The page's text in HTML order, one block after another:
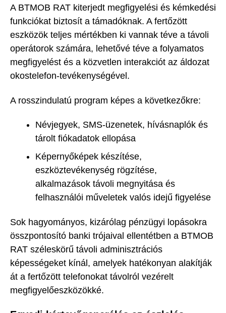
A BTMOB RAT kiterjedt megfigyelési és kémkedési
funkciókat biztosít a támadóknak. A fertőzött
eszközök teljes mértékben ki vannak téve a távoli
operátorok számára, lehetővé téve a folyamatos
megfigyelést és a közvetlen interakciót az áldozat
okostelefon-tevékenységével.
A rosszindulatú program képes a következőkre:
Névjegyek, SMS-üzenetek, hívásnaplók és
tárolt fiókadatok ellopása
Képernyőképek készítése,
eszköztevékenység rögzítése,
alkalmazások távoli megnyitása és
felhasználói műveletek valós idejű figyelése
Sok hagyományos, kizárólag pénzügyi lopásokra
összpontosító banki trójaival ellentétben a BTMOB
RAT széleskörű távoli adminisztrációs
képességeket kínál, amelyek hatékonyan alakítják
át a fertőzött telefonokat távolról vezérelt
megfigyelőeszközökké.